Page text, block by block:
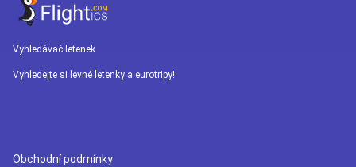
Vyhledávač letenek
Vyhledejte si levné letenky a eurotripy!
Obchodní podmínky